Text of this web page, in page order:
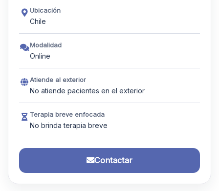
Ubicación
Chile
Modalidad
Online
Atiende al exterior
No atiende pacientes en el exterior
Terapia breve enfocada
No brinda terapia breve
Contactar